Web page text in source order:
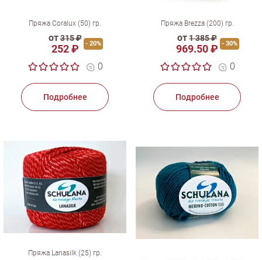
Пряжа Coralux (50) гр.
от315 ₽
252 ₽ - 20%
0
Подробнее
Пряжа Brezza (200) гр.
от1 385 ₽
969.50 ₽ - 30%
0
Подробнее
Пряжа Lanasilk (25) гр.